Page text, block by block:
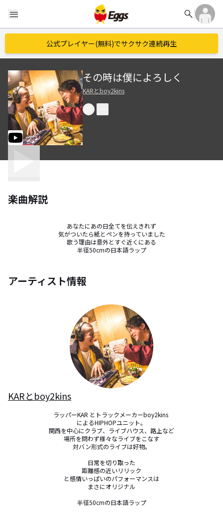
menu search
公式プレイヤー(無料)でサクサク連続再生
その時は僕によろしく
KARとboy2kins
楽曲解説
あなたにあの日全てを伝えきれず
気がついたら紙とペンを持っていました
歌う理由は意外とすぐ近くにある
半径50cmの日本語ラップ
アーティスト情報
KARとboy2kins
ラッパーKAR とトラックメーカーboy2kins
によるHIPHOPユニット。
関西を中心にクラブ、ライブハウス、路上など
場所を問わず様々なライブをこなす
対バン形式のライブは好物。
日常を切り取った
距離感の近いリリック
と感情いっぱいのパフォーマンスは
まさにオリジナル
半径50cmの日本語ラップ